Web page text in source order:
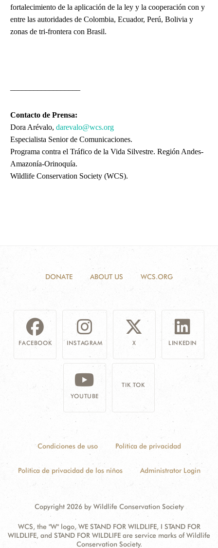
fortalecimiento de la aplicación de la ley y la cooperación con y
entre las autoridades de Colombia, Ecuador, Perú, Bolivia y
zonas de tri-frontera con Brasil.
Contacto de Prensa:
Dora Arévalo, darevalo@wcs.org
Especialista Senior de Comunicaciones.
Programa contra el Tráfico de la Vida Silvestre. Región Andes-
Amazonía-Orinoquía.
Wildlife Conservation Society (WCS).
DONATE ABOUT US WCS.ORG
FACEBOOK INSTAGRAM X LINKEDIN
YOUTUBE
TIK TOK
Condiciones de uso Política de privacidad
Política de privacidad de los niños Administrator Login
Copyright 2026 by Wildlife Conservation Society
WCS, the "W" logo, WE STAND FOR WILDLIFE, I STAND FOR
WILDLIFE, and STAND FOR WILDLIFE are service marks of Wildlife
Conservation Society.